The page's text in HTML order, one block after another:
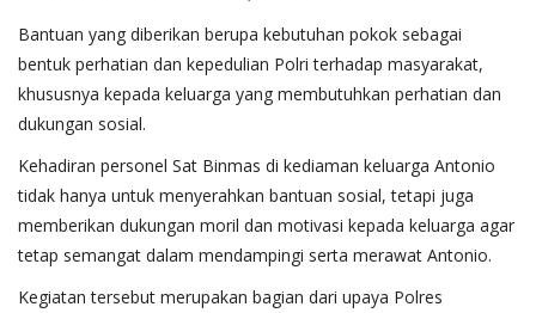
Bantuan yang diberikan berupa kebutuhan pokok sebagai
bentuk perhatian dan kepedulian Polri terhadap masyarakat,
khususnya kepada keluarga yang membutuhkan perhatian dan
dukungan sosial.
Kehadiran personel Sat Binmas di kediaman keluarga Antonio
tidak hanya untuk menyerahkan bantuan sosial, tetapi juga
memberikan dukungan moril dan motivasi kepada keluarga agar
tetap semangat dalam mendampingi serta merawat Antonio.
Kegiatan tersebut merupakan bagian dari upaya Polres